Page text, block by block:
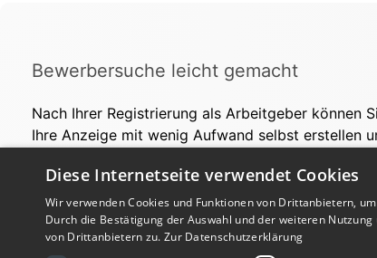
Bewerbersuche leicht gemacht
Nach Ihrer Registrierung als Arbeitgeber können
Ihre Anzeige mit wenig Aufwand selbst erstellen
Ihr Stellenangebot und Sie passende
Diese Internetseite verwendet Cookies
Wir verwenden Cookies und Funktionen von Drittanbietern,
Durch die Bestätigung der Auswahl und der weiteren
von Drittanbietern zu. Zur Datenschutzerklärung